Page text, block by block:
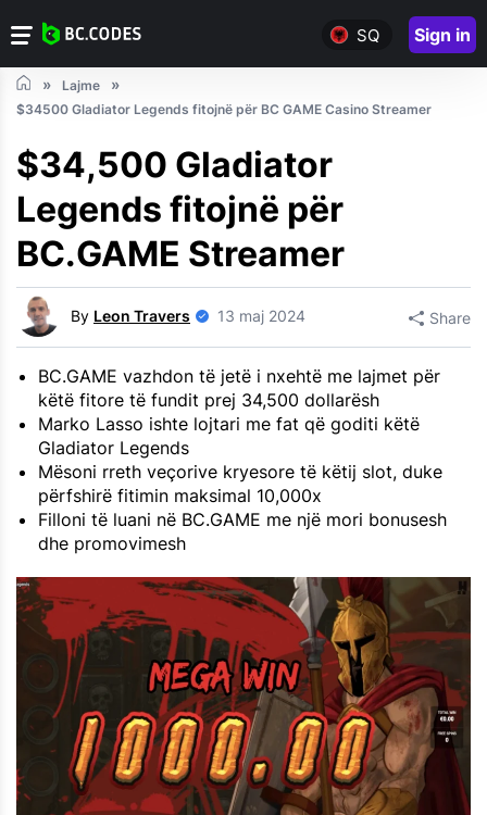
SQ Sign in
Lajme
$34500 Gladiator Legends fitojnë për BC GAME Casino Streamer
$34,500 Gladiator
Legends fitojnë për
BC.GAME Streamer
By Leon Travers 13 maj 2024 Share
BC.GAME vazhdon të jetë i nxehtë me lajmet për
këtë fitore të fundit prej 34,500 dollarësh
Marko Lasso ishte lojtari me fat që goditi këtë
Gladiator Legends
Mësoni rreth veçorive kryesore të këtij slot, duke
përfshirë fitimin maksimal 10,000x
Filloni të luani në BC.GAME me një mori bonusesh
dhe promovimesh